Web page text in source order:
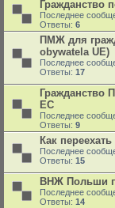
Гражданство
Последнее
Ответы: 6
ПМЖ для
obywatela UE)
Последнее
Ответы: 17
Гражданство
ЕС
Последнее
Ответы: 9
Как
Последнее
Ответы: 15
ВНЖ Польши
Последнее
Ответы: 14